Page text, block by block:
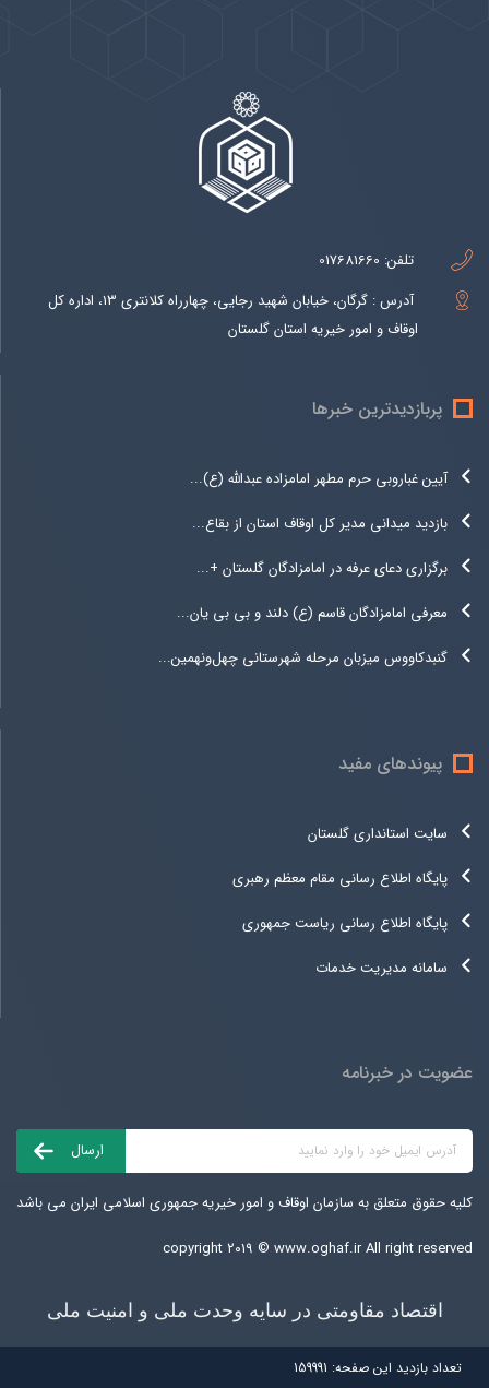
تلفن: 017681660
آدرس : گرگان، خیابان شهید رجایی، چهارراه کلانتری 13، اداره کل
اوقاف و امور خیریه استان گلستان
پربازدیدترین خبرها
آیین غباروبی حرم مطهر امامزاده عبدالله (ع)...
بازدید میدانی مدیر کل اوقاف استان از بقاع...
برگزاری دعای عرفه در امامزادگان گلستان +...
معرفی امامزادگان قاسم (ع) دلند و بی بی یان...
گنبدکاووس میزبان مرحله شهرستانی چهل‌ونهمین...
پیوندهای مفید
سایت استانداری گلستان
پایگاه اطلاع رسانی مقام معظم رهبری
پایگاه اطلاع رسانی ریاست جمهوری
سامانه مدیریت خدمات
عضویت در خبرنامه
کلیه حقوق متعلق به سازمان اوقاف و امور خیریه جمهوری اسلامی ایران می باشد
copyright ۲۰۱۹ © www.oghaf.irAll right reserved
اقتصاد مقاومتی در سایه وحدت ملی و امنیت ملی
تعداد بازديد اين صفحه: 159991